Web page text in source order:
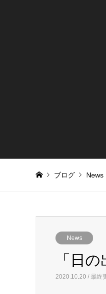
ブログ News
News
「日
2020.10.20 / 最終